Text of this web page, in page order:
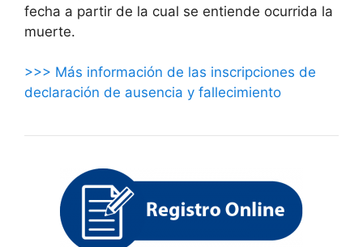
fecha a partir de la cual se entiende ocurrida la
muerte.
>>> Más información de las inscripciones de
declaración de ausencia y fallecimiento